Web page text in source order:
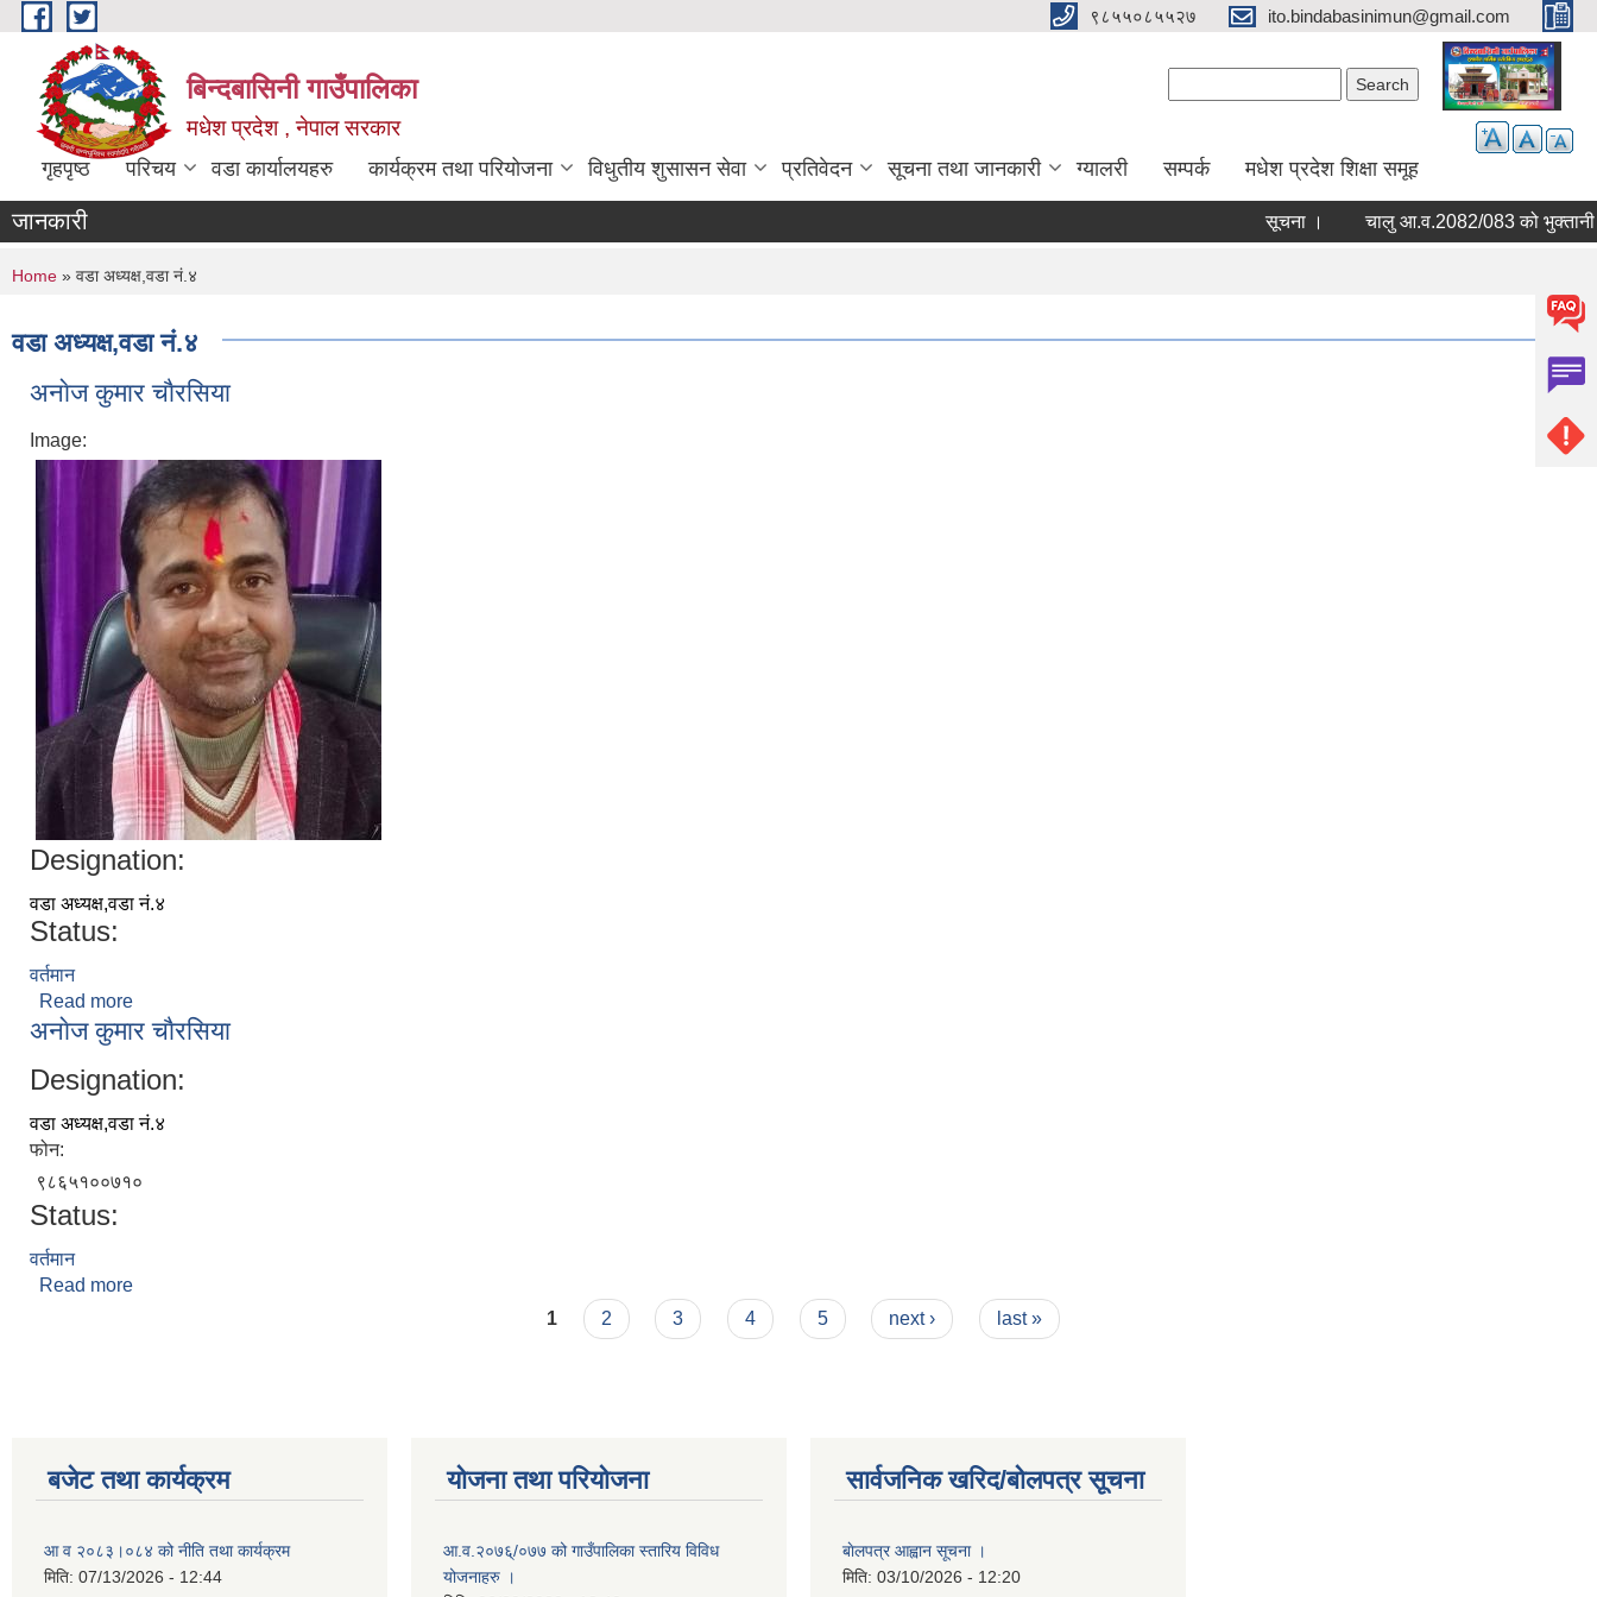
Skip to main content ९८५५०८५५२७ ito.bindabasinimun@gmail.com
बिन्दबासिनी गाउँपालिका
मधेश प्रदेश , नेपाल सरकार
गृहपृष्ठ परिचय वडा कार्यालयहरु कार्यक्रम तथा परियोजना विधुतीय शुसासन सेवा प्रतिवेदन सूचना तथा जानकारी ग्यालरी सम्पर्क मधेश प्रदेश शिक्षा समूह
जानकारी सूचना ।
You are here
Home » वडा अध्यक्ष,वडा नं.४
वडा अध्यक्ष,वडा नं.४
अनाेज कुमार चाैरसिया
Image:
Designation:
वडा अध्यक्ष,वडा नं.४
Status:
वर्तमान
Read more
अनाेज कुमार चाैरसिया
Designation:
वडा अध्यक्ष,वडा नं.४
फोन:
९८६५१००७१०
Status:
वर्तमान
Read more
1 2 3 4 5 next › last »
बजेट तथा कार्यक्रम
आ व २०८३।०८४ को नीति तथा कार्यक्रम
मिति: 07/13/2026 - 12:44
योजना तथा परियोजना
आ.व.२०७६्/०७७ को गाउँपालिका स्तारिय विविध
योजनाहरु ।
सार्वजनिक खरिद/बोलपत्र सूचना
बाेलपत्र आह्वान सूचना ।
मिति: 03/10/2026 - 12:20